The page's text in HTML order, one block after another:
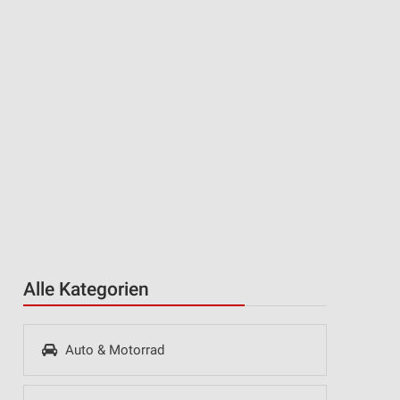
Alle Kategorien
Auto & Motorrad